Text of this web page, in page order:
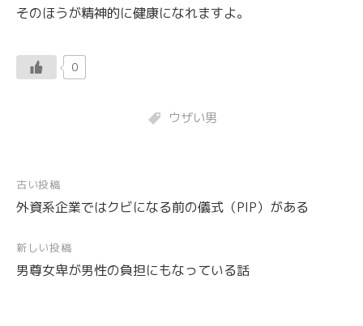
そのほうが精神的に健康になれますよ。
0
ウザい男
投
稿
ナ
ビ
古い投稿
外資系企業ではクビになる前の儀式（PIP）がある
新しい投稿
男尊女卑が男性の負担にもなっている話